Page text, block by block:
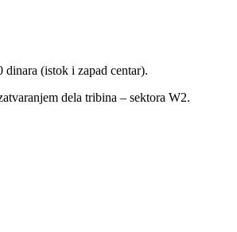
(istok i zapad centar).
dela tribina – sektora W2.